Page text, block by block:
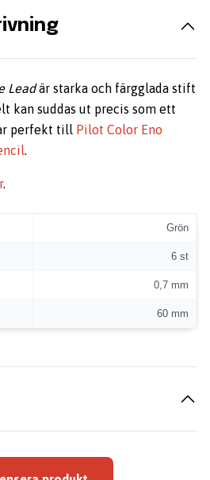
Leadär starka och färgglada stift
kan suddas ut precis som ett
perfekt till Pilot Color Eno
.
.
Grön
6 st
0,7 mm
60 mm